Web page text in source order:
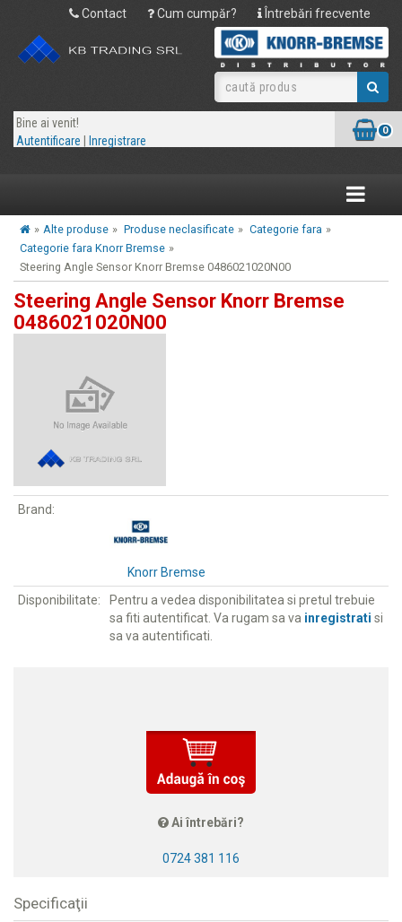
Contact Cum cumpăr? Întrebări frecvente
Bine ai venit!
Autentificare
Inregistrare
0
Toggle
» Alte produse » Produse neclasificate » Categorie fara »
Categorie fara Knorr Bremse »
Steering Angle Sensor Knorr Bremse 0486021020N00
Steering Angle Sensor Knorr Bremse
0486021020N00
Brand:
Knorr Bremse
Disponibilitate:
Pentru a vedea disponibilitatea si pretul trebuie
sa fiti autentificat. Va rugam sa va inregistrati si
sa va autentificati.
Ai întrebări?
0724 381 116
Specificaţii